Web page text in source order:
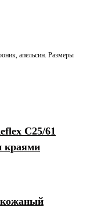
апельсин. Размеры
С25/61
краями